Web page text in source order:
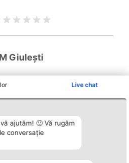
Live chat
ajutăm! 🙂 Vă rugăm
conversație
Giulești
Câștigătorii
Contact